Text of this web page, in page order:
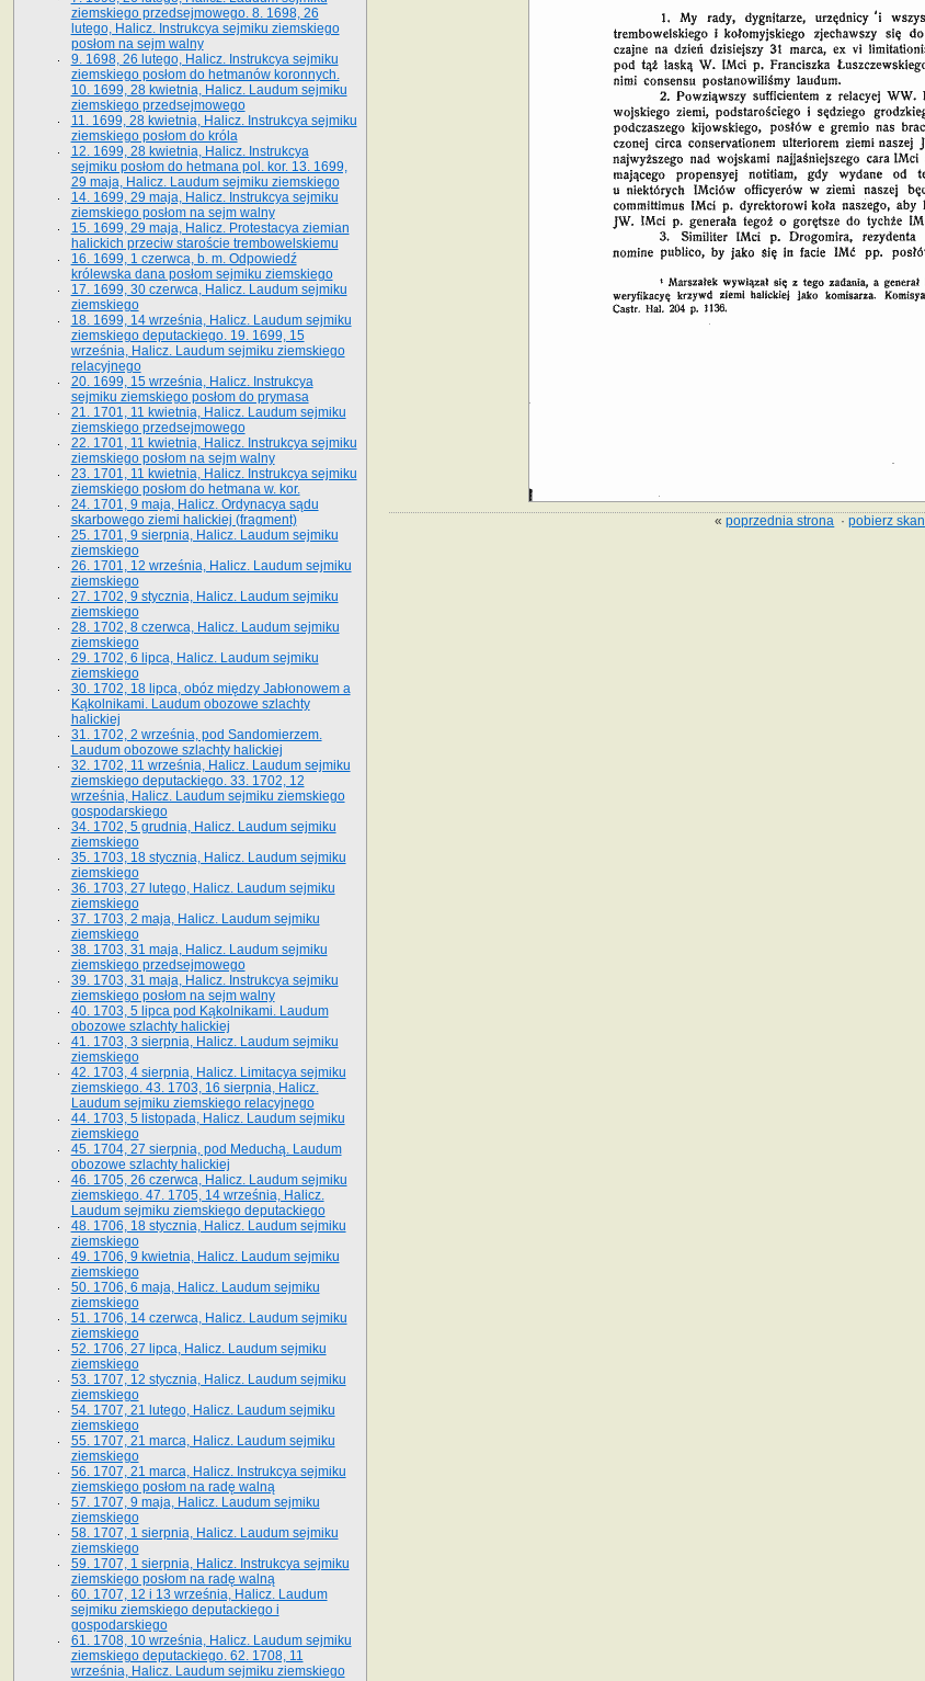
«poprzednia strona ·pobierz skan
ziemskiego przedsejmowego. 8. 1698, 26
lutego, Halicz. Instrukcya sejmiku ziemskiego
posłom na sejm walny
9. 1698, 26 lutego, Halicz. Instrukcya sejmiku
ziemskiego posłom do hetmanów koronnych.
10. 1699, 28 kwietnia, Halicz. Laudum sejmiku
ziemskiego przedsejmowego
11. 1699, 28 kwietnia, Halicz. Instrukcya sejmiku
ziemskiego posłom do króla
12. 1699, 28 kwietnia, Halicz. Instrukcya
sejmiku posłom do hetmana pol. kor. 13. 1699,
29 maja, Halicz. Laudum sejmiku ziemskiego
14. 1699, 29 maja, Halicz. Instrukcya sejmiku
ziemskiego posłom na sejm walny
15. 1699, 29 maja, Halicz. Protestacya ziemian
halickich przeciw staroście trembowelskiemu
16. 1699, 1 czerwca, b. m. Odpowiedź
królewska dana posłom sejmiku ziemskiego
17. 1699, 30 czerwca, Halicz. Laudum sejmiku
ziemskiego
18. 1699, 14 września, Halicz. Laudum sejmiku
ziemskiego deputackiego. 19. 1699, 15
września, Halicz. Laudum sejmiku ziemskiego
relacyjnego
20. 1699, 15 września, Halicz. Instrukcya
sejmiku ziemskiego posłom do prymasa
21. 1701, 11 kwietnia, Halicz. Laudum sejmiku
ziemskiego przedsejmowego
22. 1701, 11 kwietnia, Halicz. Instrukcya sejmiku
ziemskiego posłom na sejm walny
23. 1701, 11 kwietnia, Halicz. Instrukcya sejmiku
ziemskiego posłom do hetmana w. kor.
24. 1701, 9 maja, Halicz. Ordynacya sądu
skarbowego ziemi halickiej (fragment)
25. 1701, 9 sierpnia, Halicz. Laudum sejmiku
ziemskiego
26. 1701, 12 września, Halicz. Laudum sejmiku
ziemskiego
27. 1702, 9 stycznia, Halicz. Laudum sejmiku
ziemskiego
28. 1702, 8 czerwca, Halicz. Laudum sejmiku
ziemskiego
29. 1702, 6 lipca, Halicz. Laudum sejmiku
ziemskiego
30. 1702, 18 lipca, obóz między Jabłonowem a
Kąkolnikami. Laudum obozowe szlachty
halickiej
31. 1702, 2 września, pod Sandomierzem.
Laudum obozowe szlachty halickiej
32. 1702, 11 września, Halicz. Laudum sejmiku
ziemskiego deputackiego. 33. 1702, 12
września, Halicz. Laudum sejmiku ziemskiego
gospodarskiego
34. 1702, 5 grudnia, Halicz. Laudum sejmiku
ziemskiego
35. 1703, 18 stycznia, Halicz. Laudum sejmiku
ziemskiego
36. 1703, 27 lutego, Halicz. Laudum sejmiku
ziemskiego
37. 1703, 2 maja, Halicz. Laudum sejmiku
ziemskiego
38. 1703, 31 maja, Halicz. Laudum sejmiku
ziemskiego przedsejmowego
39. 1703, 31 maja, Halicz. Instrukcya sejmiku
ziemskiego posłom na sejm walny
40. 1703, 5 lipca pod Kąkolnikami. Laudum
obozowe szlachty halickiej
41­. 1703, 3 sierpnia, Halicz. Laudum sejmiku
ziemskiego
42. 1703, 4 sierpnia, Halicz. Limitacya sejmiku
ziemskiego. 43. 1703, 16 sierpnia, Halicz.
Laudum sejmiku ziemskiego relacyjnego
44. 1703, 5 listopada, Halicz. Laudum sejmiku
ziemskiego
45. 1704, 27 sierpnia, pod Meduchą. Laudum
obozowe szlachty halickiej
46. 1705, 26 czerwca, Halicz. Laudum sejmiku
ziemskiego. 47. 1705, 14 września, Halicz.
Laudum sejmiku ziemskiego deputackiego
48. 1706, 18 stycznia, Halicz. Laudum sejmiku
ziemskiego
49. 1706, 9 kwietnia, Halicz. Laudum sejmiku
ziemskiego
50. 1706, 6 maja, Halicz. Laudum sejmiku
ziemskiego
51. 1706, 14 czerwca, Halicz. Laudum sejmiku
ziemskiego
52. 1706, 27 lipca, Halicz. Laudum sejmiku
ziemskiego
53. 1707, 12 stycznia, Halicz. Laudum sejmiku
ziemskiego
54. 1707, 21 lutego, Halicz. Laudum sejmiku
ziemskiego
55. 1707, 21 marca, Halicz. Laudum sejmiku
ziemskiego
56. 1707, 21 marca, Halicz. Instrukcya sejmiku
ziemskiego posłom na radę walną
57. 1707, 9 maja, Halicz. Laudum sejmiku
ziemskiego
58. 1707, 1 sierpnia, Halicz. Laudum sejmiku
ziemskiego
59. 1707, 1 sierpnia, Halicz. Instrukcya sejmiku
ziemskiego posłom na radę walną
60. 1707, 12 i 13 września, Halicz. Laudum
sejmiku ziemskiego deputackiego i
gospodarskiego
61. 1708, 10 września, Halicz. Laudum sejmiku
ziemskiego deputackiego. 62. 1708, 11
września, Halicz. Laudum sejmiku ziemskiego